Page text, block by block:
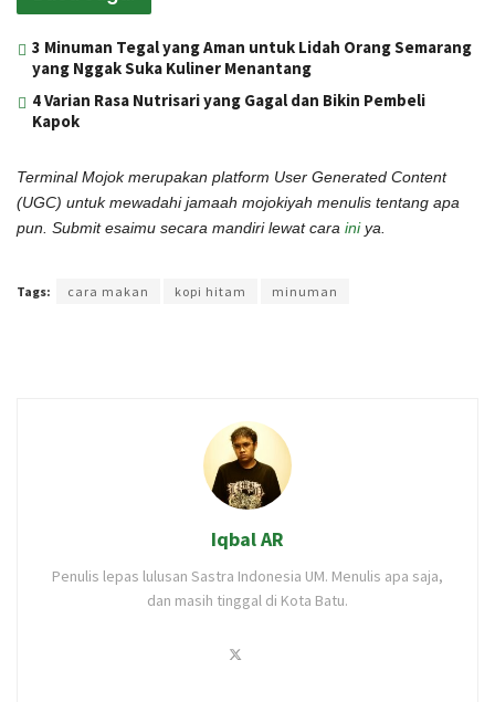
3 Minuman Tegal yang Aman untuk Lidah Orang Semarang
yang Nggak Suka Kuliner Menantang
4 Varian Rasa Nutrisari yang Gagal dan Bikin Pembeli
Kapok
Terminal Mojok merupakan platform User Generated Content
(UGC) untuk mewadahi jamaah mojokiyah menulis tentang apa
pun. Submit esaimu secara mandiri lewat cara iniya.
Tags: cara makan kopi hitam minuman
Iqbal AR
Penulis lepas lulusan Sastra Indonesia UM. Menulis apa saja,
dan masih tinggal di Kota Batu.